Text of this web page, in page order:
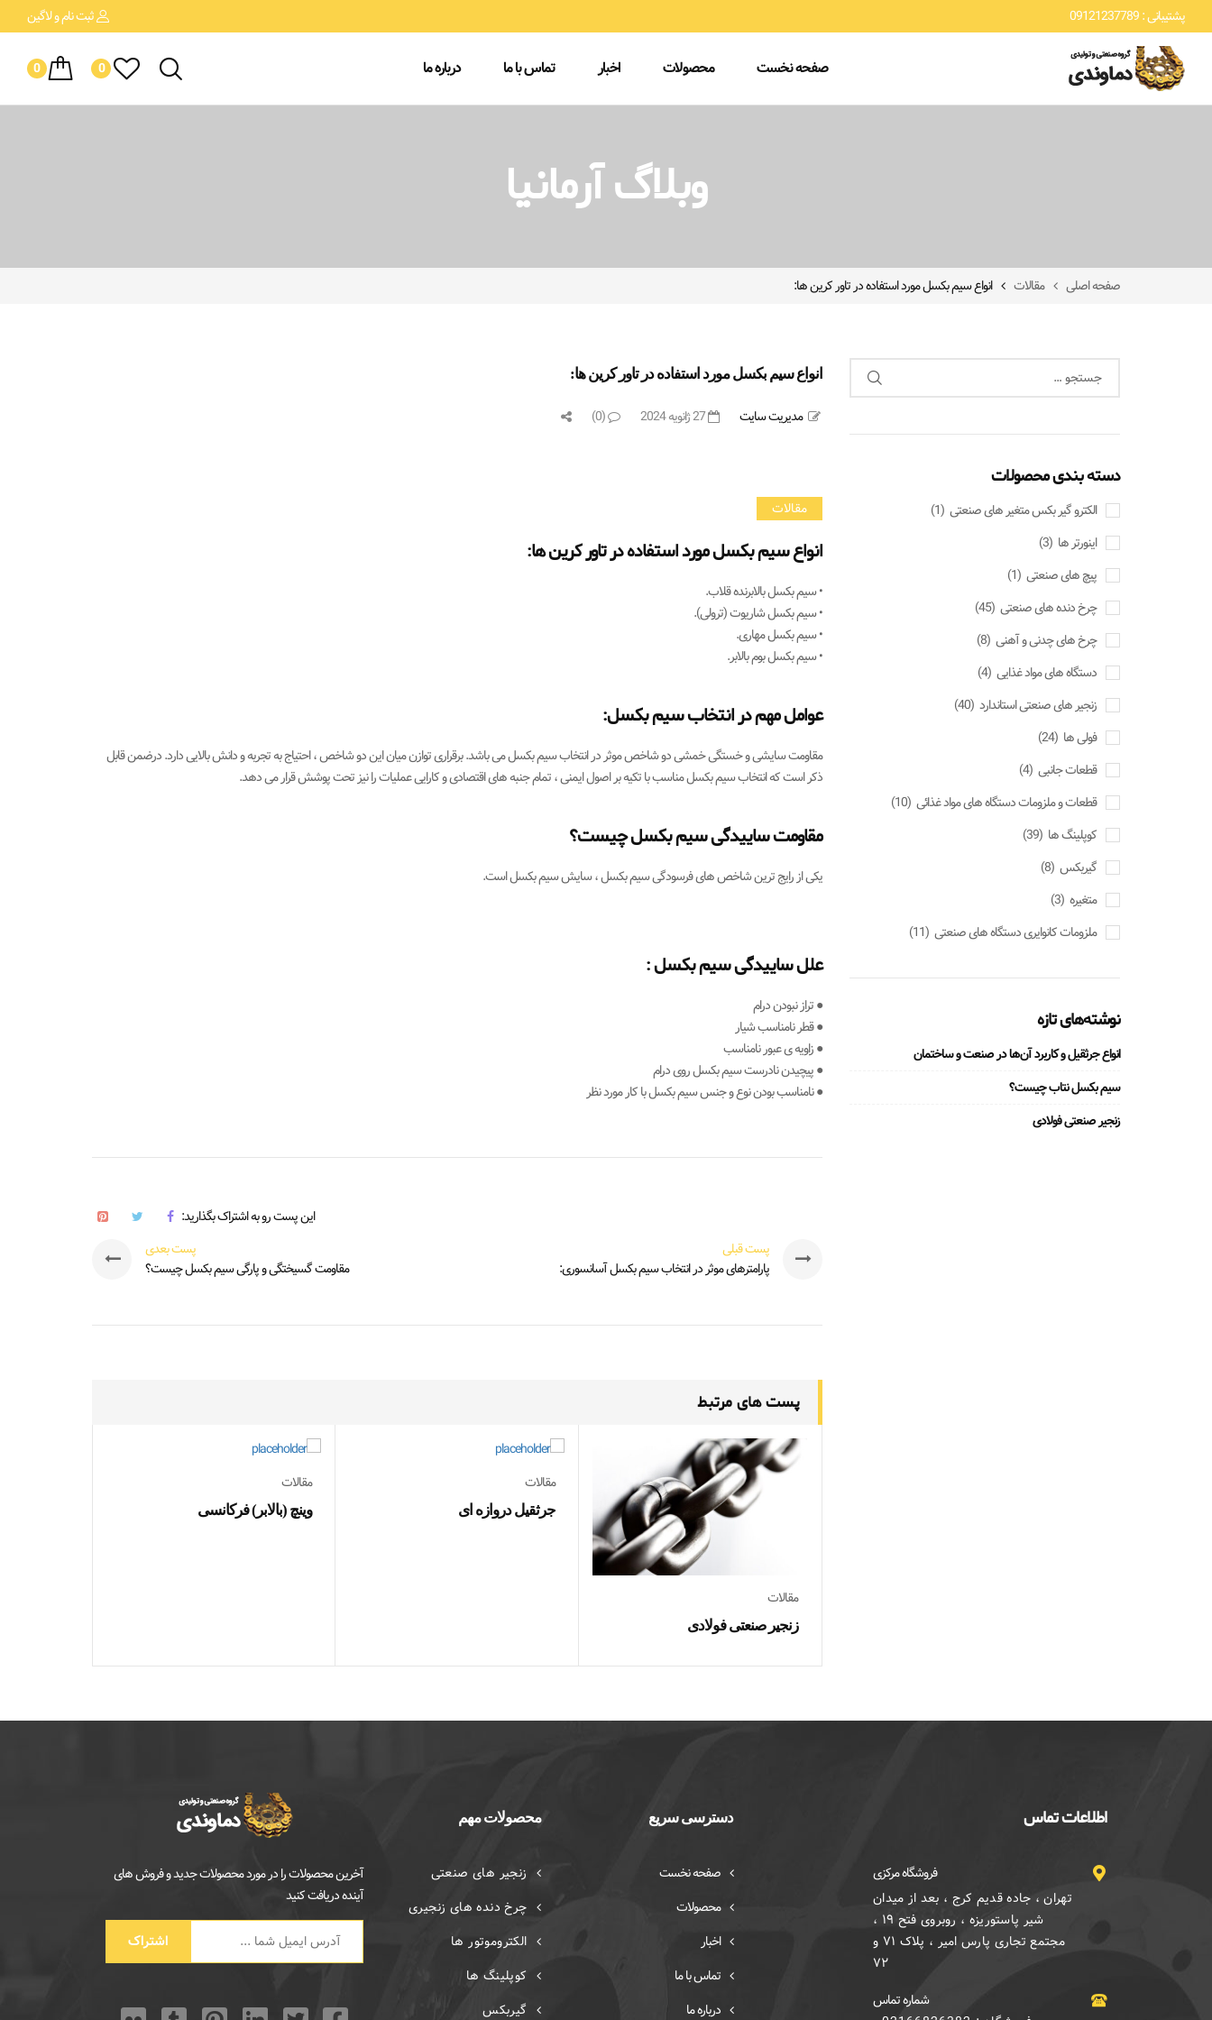
پشتیبانی : 09121237789 ثبت نامو لاگین
صفحه نخست محصولات اخبار تماس با ما درباره ما 0
0
وبلاگ آرمانیا
صفحه اصلی مقالات انواع سیم بکسل مورد استفاده در تاور کرین ها:
انواع سیم بکسل مورد استفاده در تاور کرین ها:
مدیریت سایت 27 ژانویه 2024 (0)
مقالات
انواع سیم بکسل مورد استفاده در تاور کرین ها:
• سیم بکسل بالابرنده قلاب.
• سیم بکسل شاریوت (ترولی).
• سیم بکسل مهاری.
• سیم بکسل بوم بالابر.
عوامل مهم در انتخاب سیم بکسل:
مقاومت سایشی و خستگی خمشی دو شاخص موثر در انتخاب سیم بکسل می باشد. برقراری توازن میان این دو شاخص ، احتیاج به تجربه و دانش بالایی دارد. درضمن قابل
ذکر است که انتخاب سیم بکسل مناسب با تکیه بر اصول ایمنی ، تمام جنبه های اقتصادی و کارایی عملیات را نیز تحت پوشش قرار می دهد.
مقاومت ساییدگی سیم بکسل چیست؟
یکی از رایج ترین شاخص های فرسودگی سیم بکسل ، سایش سیم بکسل است.
علل ساییدگی سیم بکسل :
● تراز نبودن درام
● قطر نامناسب شیار
● زاویه ی عبور نامناسب
● پیچیدن نادرست سیم بکسل روی درام
● نامناسب بودن نوع و جنس سیم بکسل با کار مورد نظر
این پست رو به اشتراک بگذارید:
پست قبلی
پارامترهای موثر در انتخاب سیم بکسل آسانسوری:
پست بعدی
مقاومت گسیختگی و پارگی سیم بکسل چیست؟
پست های مرتبط
مقالات
زنجیر صنعتی فولادی
مقالات
جرثقیل دروازه ای
مقالات
وینچ (بالابر) فرکانسی
دسته بندی محصولات
الکترو گیر بکس متغیر های صنعتی (1)
اینورتر ها (3)
پیچ های صنعتی (1)
چرخ دنده های صنعتی (45)
چرخ های چدنی و آهنی (8)
دستگاه های مواد غذایی (4)
زنجیر های صنعتی استاندارد (40)
فولی ها (24)
قطعات جانبی (4)
قطعات و ملزومات دستگاه های مواد غذائی (10)
کوپلینگ ها (39)
گیربکس (8)
متغیره (3)
ملزومات کانوایری دستگاه های صنعتی (11)
نوشته‌های تازه
انواع جرثقیل و کاربرد آن‌ها در صنعت و ساختمان
سیم بکسل نتاب چیست؟
زنجیر صنعتی فولادی
اطلاعات تماس
فروشگاه مرکزی
تهران ، جاده قدیم کرج ، بعد از میدان
شیر پاستوریزه ، روبروی فتح ۱۹ ،
مجتمع تجاری پارس امیر ، پلاک ۷۱ و
۷۲
شماره تماس
دسترسی سریع
صفحه نخست
محصولات
اخبار
تماس با ما
درباره ما
محصولات مهم
زنجیر های صنعتی
چرخ دنده های زنجیری
الکتروموتور ها
کوپلینگ ها
گیربکس
آخرین محصولات را در مورد محصولات جدید و فروش های
آینده دریافت کنید
اشتراک